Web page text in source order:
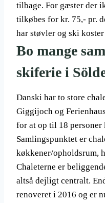
tilbage. For gæster der
tilkøbes for kr. 75,- pr.
har støvler og ski
Bo mange
skiferie i
Danski har to store
Giggijoch og
for at op til 18 personer
Samlingspunktet er
køkkener/opholdsrum,
Chaleterne er
altså dejligt centralt.
renoveret i 2016 og er